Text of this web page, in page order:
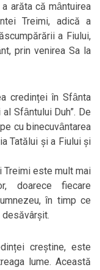
arăta că mȃntuirea
Treimi, adică a
a Fiului,
prin venirea Sa la
credinței în Sfȃnta
Sfȃntului Duh”. De
cu binecuvȃntarea
Tatălui și a Fiului și
Treimi este mult mai
doarece fiecare
ȋn timp ce
creștine, este
lume. Această